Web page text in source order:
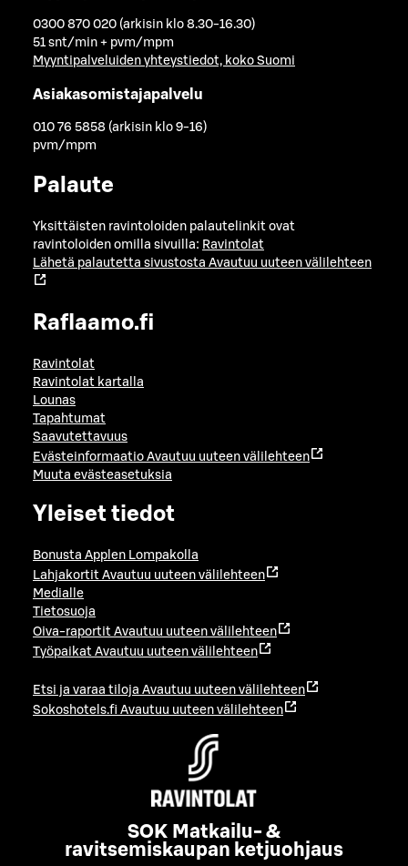
0300 870 020 (arkisin klo 8.30-16.30)
51 snt/min + pvm/mpm
Myyntipalveluiden yhteystiedot, koko Suomi
Asiakasomistajapalvelu
010 76 5858 (arkisin klo 9-16)
pvm/mpm
Palaute
Yksittäisten ravintoloiden palautelinkit ovat
ravintoloiden omilla sivuilla: Ravintolat
Lähetä palautetta sivustosta Avautuu uuteen välilehteen
Raflaamo.fi
Ravintolat
Ravintolat kartalla
Lounas
Tapahtumat
Saavutettavuus
Evästeinformaatio Avautuu uuteen välilehteen
Muuta evästeasetuksia
Yleiset tiedot
Bonusta Applen Lompakolla
Lahjakortit Avautuu uuteen välilehteen
Medialle
Tietosuoja
Oiva-raportit Avautuu uuteen välilehteen
Työpaikat Avautuu uuteen välilehteen
Etsi ja varaa tiloja Avautuu uuteen välilehteen
Sokoshotels.fi Avautuu uuteen välilehteen
SOK Matkailu- &
ravitsemiskaupan ketjuohjaus